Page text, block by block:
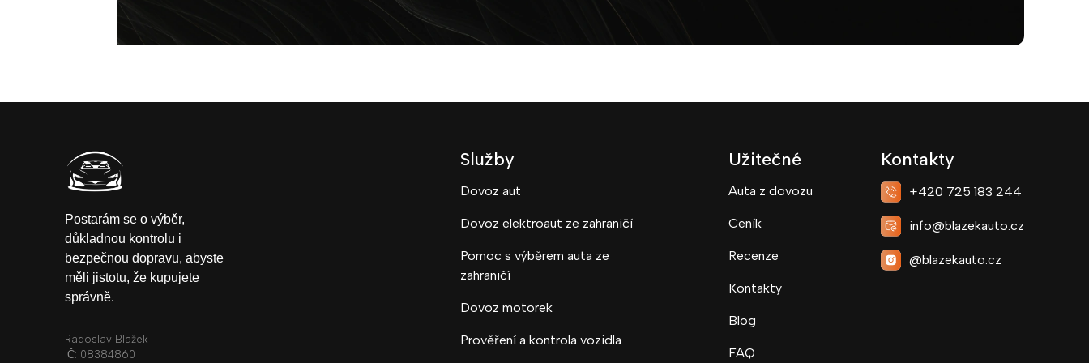
Postarám se o výběr,
důkladnou kontrolu i
bezpečnou dopravu, abyste
měli jistotu, že kupujete
správně.
Radoslav Blažek
IČ: 08384860
Služby
Dovoz aut
Dovoz elektroaut ze zahraničí
Pomoc s výběrem auta ze
zahraničí
Dovoz motorek
Prověření a kontrola vozidla
Užitečné
Auta z dovozu
Ceník
Recenze
Kontakty
Blog
FAQ
Kontakty
+420 725 183 244
info@blazekauto.cz
@blazekauto.cz